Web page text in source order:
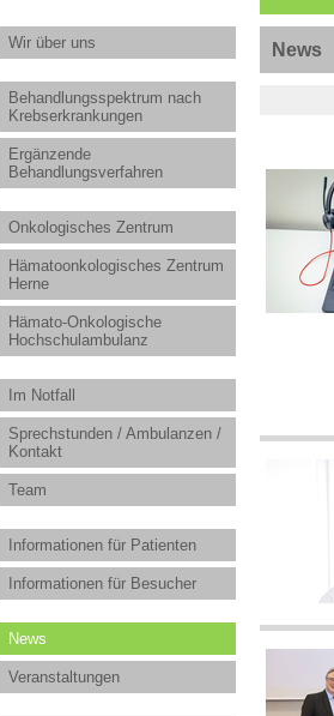
Wir über uns
Behandlungsspektrum nach
Krebserkrankungen
Ergänzende
Behandlungsverfahren
Onkologisches Zentrum
Hämatoonkologisches Zentrum
Herne
Hämato-Onkologische
Hochschulambulanz
Im Notfall
Sprechstunden / Ambulanzen /
Kontakt
Team
Informationen für Patienten
Informationen für Besucher
News
Veranstaltungen
News